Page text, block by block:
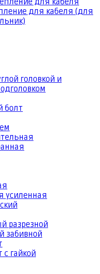
для кабеля
для кабеля (для
головкой и
болт
усиленная
разрезной
забивной
гайкой